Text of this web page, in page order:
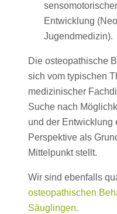
Entwicklung
Jugendmedizin).
Die osteopathische
sich vom typischen
medizinischer
Suche nach
und der Entwicklung
Perspektive als
Mittelpunkt stellt.
Wir sind ebenfalls
osteopathischen
Säuglingen.